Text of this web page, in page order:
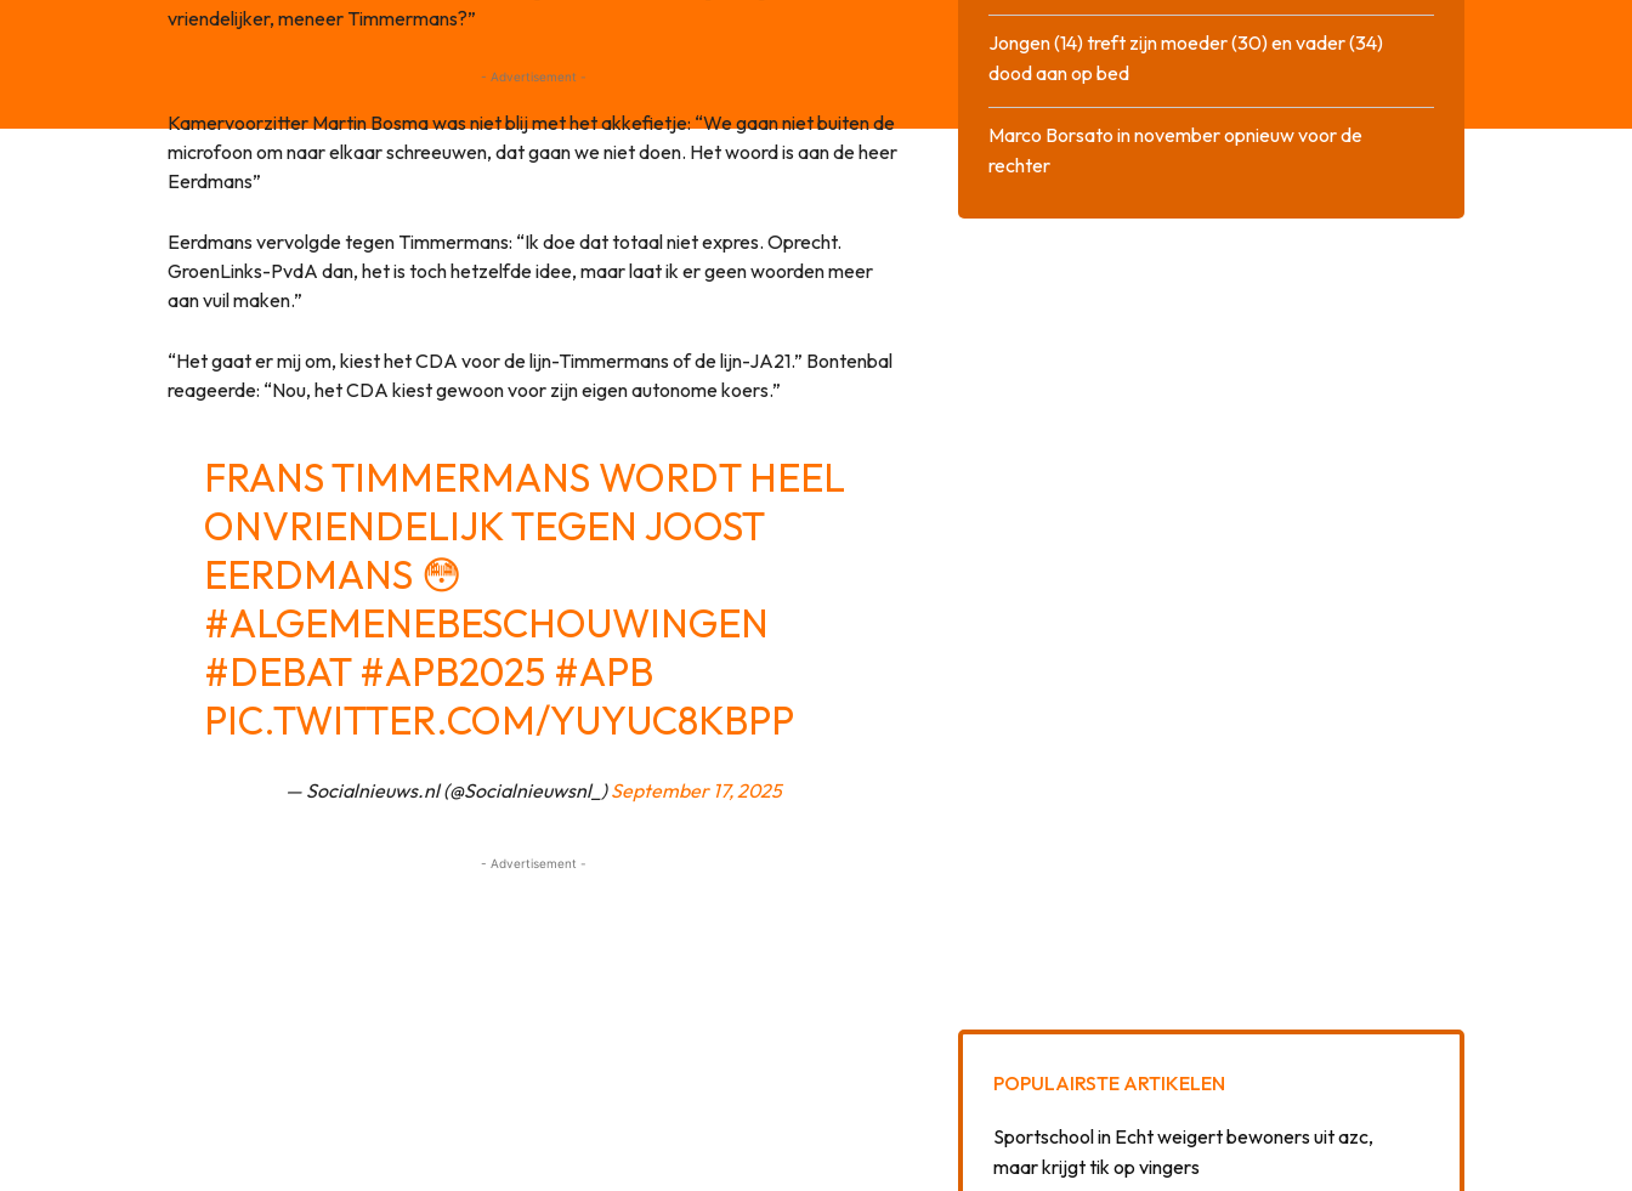
vriendelijker, meneer Timmermans?”
- Advertisement -
Kamervoorzitter Martin Bosma was niet blij met het akkefietje: “We gaan niet buiten de
microfoon om naar elkaar schreeuwen, dat gaan we niet doen. Het woord is aan de heer
Eerdmans”
Eerdmans vervolgde tegen Timmermans: “Ik doe dat totaal niet expres. Oprecht.
GroenLinks-PvdA dan, het is toch hetzelfde idee, maar laat ik er geen woorden meer
aan vuil maken.”
“Het gaat er mij om, kiest het CDA voor de lijn-Timmermans of de lijn-JA21.” Bontenbal
reageerde: “Nou, het CDA kiest gewoon voor zijn eigen autonome koers.”
FRANS TIMMERMANS WORDT HEEL
ONVRIENDELIJK TEGEN JOOST
EERDMANS 😳
#ALGEMENEBESCHOUWINGEN
#DEBAT #APB2025 #APB
PIC.TWITTER.COM/YUYUC8KBPP
— Socialnieuws.nl (@Socialnieuwsnl_)September 17, 2025
- Advertisement -
Jongen (14) treft zijn moeder (30) en vader (34)
dood aan op bed
Marco Borsato in november opnieuw voor de
rechter
POPULAIRSTE ARTIKELEN
Sportschool in Echt weigert bewoners uit azc,
maar krijgt tik op vingers